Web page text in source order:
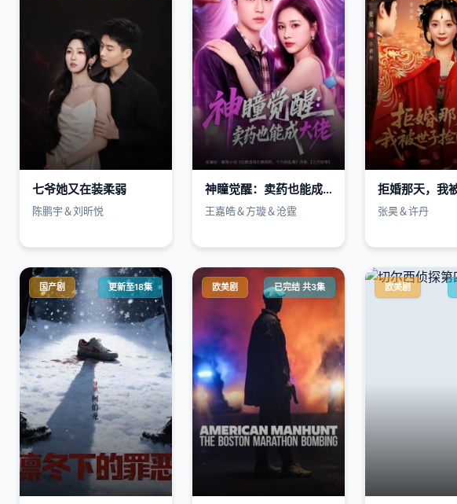
七爷她又在装柔弱
陈鹏宇＆刘昕悦
神瞳觉醒：卖药也能成大佬
王嘉皓＆方璇＆沧霆 张昊＆许丹
国产剧 更新至18集 欧美剧 已完结 共3集 欧美剧